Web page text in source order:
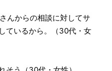
んからの相談に対してサ
ているから。（30代・女